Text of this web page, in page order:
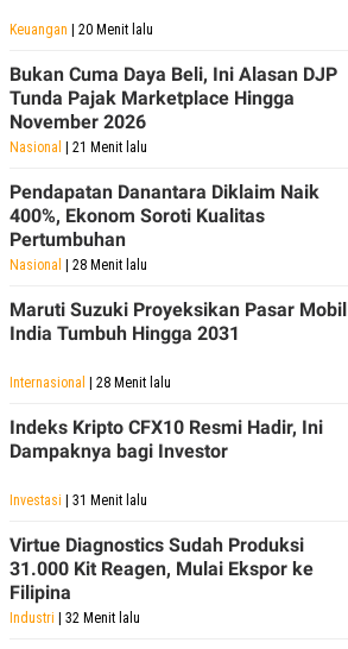
.
SITEMAP PROFILE
USE
PEDOMAN
PEMBERITAAN
SIBER
POLICY
Keuangan | 20 Menit lalu
Bukan Cuma Daya Beli, Ini Alasan DJP
Tunda Pajak Marketplace Hingga
November 2026
Nasional | 21 Menit lalu
Pendapatan Danantara Diklaim Naik
400%, Ekonom Soroti Kualitas
Pertumbuhan
Nasional | 28 Menit lalu
Maruti Suzuki Proyeksikan Pasar Mobil
India Tumbuh Hingga 2031
Internasional | 28 Menit lalu
Indeks Kripto CFX10 Resmi Hadir, Ini
Dampaknya bagi Investor
Investasi | 31 Menit lalu
Virtue Diagnostics Sudah Produksi
31.000 Kit Reagen, Mulai Ekspor ke
Filipina
Industri | 32 Menit lalu